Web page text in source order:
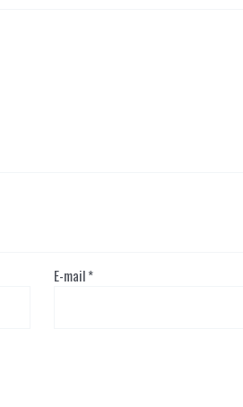
E-mail*